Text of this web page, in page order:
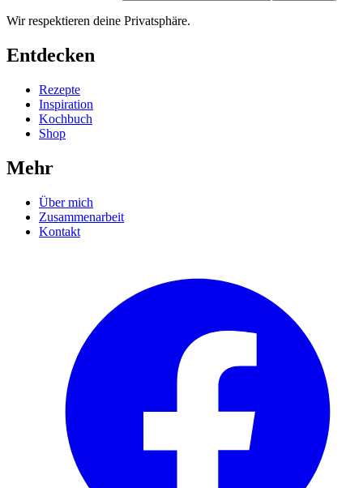
Wir respektieren deine Privatsphäre.
Entdecken
Rezepte
Inspiration
Kochbuch
Shop
Mehr
Über mich
Zusammenarbeit
Kontakt